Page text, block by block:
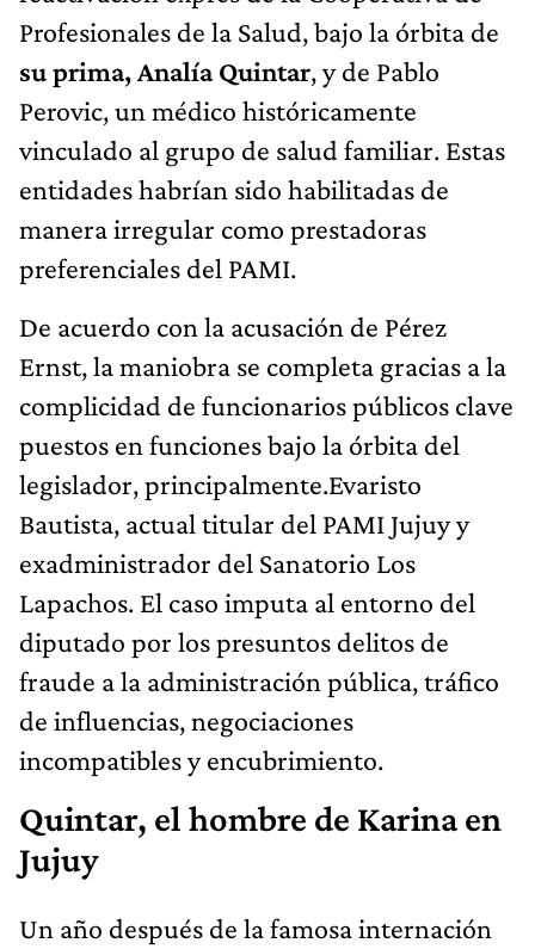
Profesionales de la Salud, bajo la órbita de
su prima, Analía Quintar, y de Pablo
Perovic, un médico históricamente
vinculado al grupo de salud familiar. Estas
entidades habrían sido habilitadas de
manera irregular como prestadoras
preferenciales del PAMI.
De acuerdo con la acusación de Pérez
Ernst, la maniobra se completa gracias a la
complicidad de funcionarios públicos clave
puestos en funciones bajo la órbita del
legislador, principalmente.Evaristo
Bautista, actual titular del PAMI Jujuy y
exadministrador del Sanatorio Los
Lapachos. El caso imputa al entorno del
diputado por los presuntos delitos de
fraude a la administración pública, tráfico
de influencias, negociaciones
incompatibles y encubrimiento.
Quintar, el hombre de Karina en
Jujuy
Un año después de la famosa internación